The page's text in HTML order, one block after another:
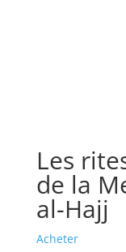
Les
de la
al-Hajj
Acheter